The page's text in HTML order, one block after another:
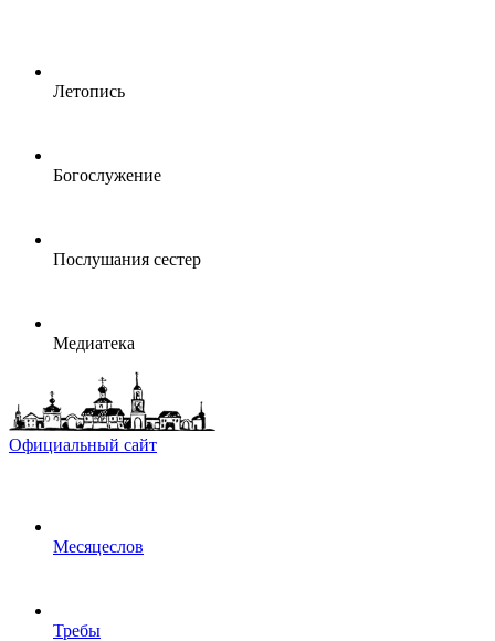
Летопись
Богослужение
Послушания сестер
Медиатека
Официальный сайт
Месяцеслов
Требы